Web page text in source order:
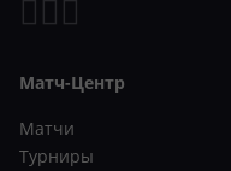
Матч-Центр
Матчи
Турниры